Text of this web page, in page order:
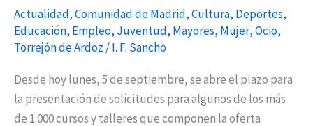
Actualidad,Comunidad de Madrid,Cultura, Deportes,
Educación, Empleo, Juventud, Mayores, Mujer,Ocio,
Torrejón de Ardoz /I. F. Sancho
Desde hoy lunes, 5 de septiembre, se abre el plazo para
la presentación de solicitudes para algunos de los más
de 1.000 cursos y talleres que componen la oferta